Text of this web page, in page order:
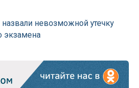
невозможной утечку
экзамена